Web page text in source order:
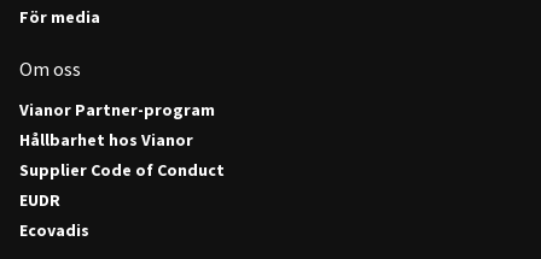
För media
Om oss
Vianor Partner-program
Hållbarhet hos Vianor
Supplier Code of Conduct
EUDR
Ecovadis